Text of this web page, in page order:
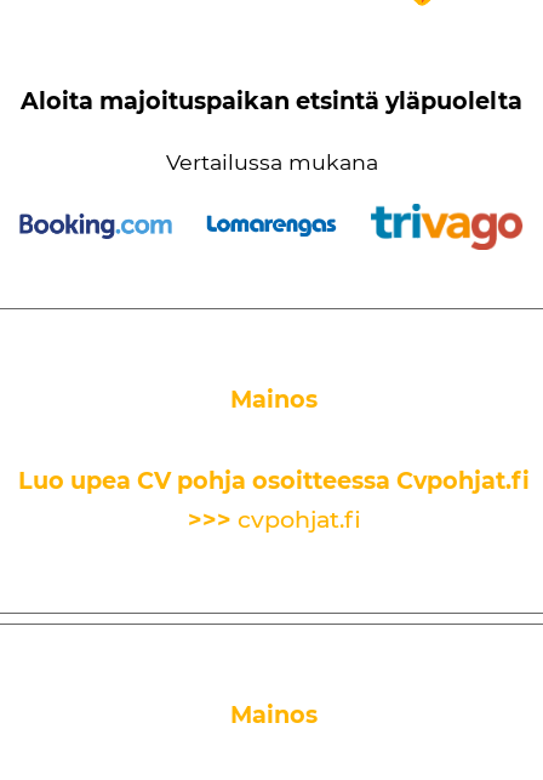
Aloita majoituspaikan etsintä yläpuolelta
Vertailussa mukana
Mainos
Luo upea CV pohja osoitteessa Cvpohjat.fi
>>> cvpohjat.fi
Mainos